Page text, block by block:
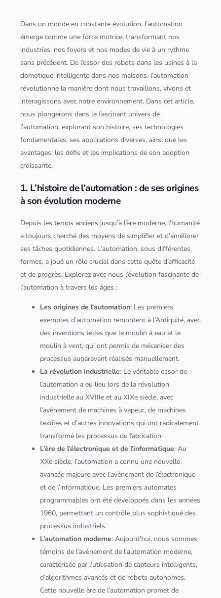
Dans un monde en constante évolution, l’automation
émerge comme une force motrice, transformant nos
industries, nos foyers et nos modes de vie à un rythme
sans précédent. De l’essor des robots dans les usines à la
domotique intelligente dans nos maisons, l’automation
révolutionne la manière dont nous travaillons, vivons et
interagissons avec notre environnement. Dans cet article,
nous plongerons dans le fascinant univers de
l’automation, explorant son histoire, ses technologies
fondamentales, sesapplications diverses, ainsi que les
avantages, les défis et les implications de son adoption
croissante.
1. L’histoire de l’automation : de ses origines
à son évolution moderne
Depuis les temps anciens jusqu’à l’ère moderne, l’humanité
a toujours cherché des moyens de simplifier et d’améliorer
ses tâches quotidiennes. L’automation, sous différentes
formes, a joué un rôle crucial dans cette quête d’efficacité
et de progrès. Explorez avec nous l’évolution fascinante de
l’automation à travers les âges :
Les origines de l’automation: Les premiers
exemples d’automation remontent à l’Antiquité, avec
des inventions telles que le moulin à eau et le
moulin à vent, qui ont permis de mécaniser des
processus auparavant réalisés manuellement.
La révolution industrielle: Le véritable essor de
l’automation a eu lieu lors de la révolution
industrielle au XVIIIe et au XIXe siècle, avec
l’avènement de machines à vapeur, de machines
textiles et d’autres innovations qui ont radicalement
transformé les processus de fabrication.
L’ère de l’électronique et de l’informatique: Au
XXe siècle, l’automation a connu une nouvelle
avancée majeure avec l’avènement de l’électronique
et de l’informatique. Les premiers automates
programmables ont été développés dans les années
1960, permettant un contrôle plus sophistiqué des
processus industriels.
L’automation moderne: Aujourd’hui, nous sommes
témoins de l’avènement de l’automation moderne,
caractérisée par l’utilisation de capteurs intelligents,
d’algorithmes avancés et de robots autonomes.
Cette nouvelle ère de l’automation promet de